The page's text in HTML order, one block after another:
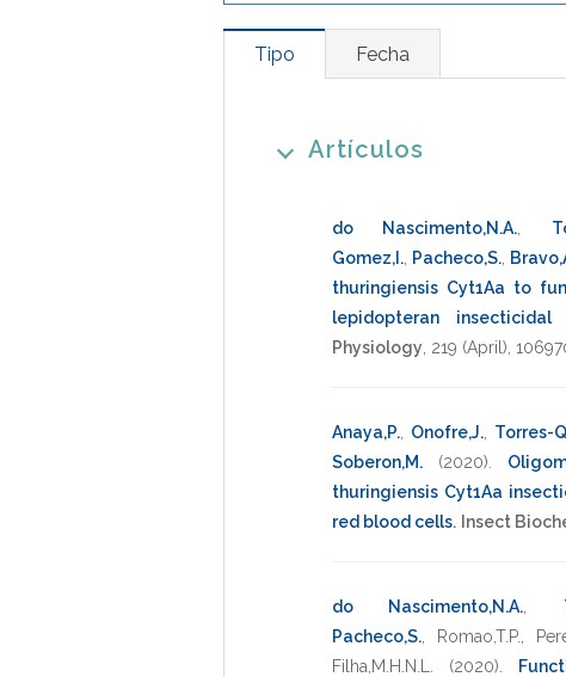
Tipo Fecha
Artículos
do Nascimento,N.A.
Gomez,I. Pacheco,S.
thuringiensis Cyt1Aa to
lepidopteran insecticidal
Physiology 219 (April),
Anaya,P. Onofre,J., Torres-
Soberon,M.
(2020)
thuringiensis Cyt1Aa
red blood cells. Insect
do Nascimento,N.A.
Pacheco,S.
Romao,T.P.
Filha,M.H.N.L.
(2020)